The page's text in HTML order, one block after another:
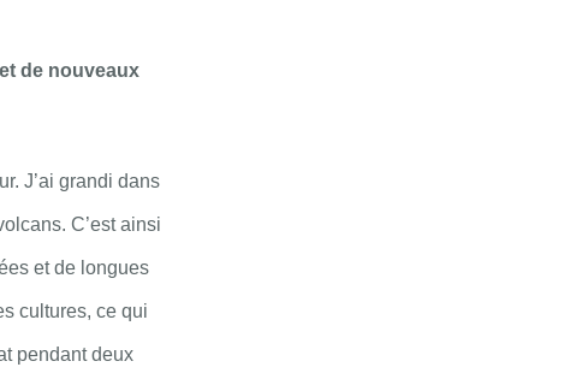
de nouveaux
J’ai grandi dans
C’est ainsi
et de longues
cultures, ce qui
pendant deux